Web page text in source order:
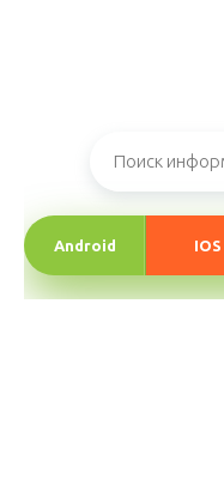
Android IOS